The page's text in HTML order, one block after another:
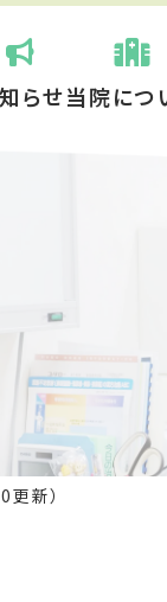
らせ当院につ
新）